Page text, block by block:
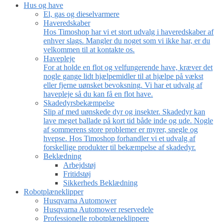
Hus og have
El, gas og dieselvarmere
Haveredskaber
Hos Timoshop har vi et stort udvalg i haveredskaber af
enhver slags. Mangler du noget som vi ikke har, er du
velkommen til at kontakte os.
Havepleje
For at holde en flot og velfungerende have, kræver det
nogle gange lidt hjælpemidler til at hjælpe på vækst
eller fjerne uønsket bevoksning. Vi har et udvalg af
havepleje så du kan få en flot have.
Skadedyrsbekæmpelse
Slip af med uønskede dyr og insekter. Skadedyr kan
lave meget ballade på kort tid både inde og ude. Nogle
af sommerens store problemer er myrer, snegle og
hvepse. Hos Timoshop forhandler vi et udvalg af
forskellige produkter til bekæmpelse af skadedyr.
Beklædning
Arbejdstøj
Fritidstøj
Sikkerheds Beklædning
Robotplæneklipper
Husqvarna Automower
Husqvarna Automower reservedele
Professionelle robotplæneklippere